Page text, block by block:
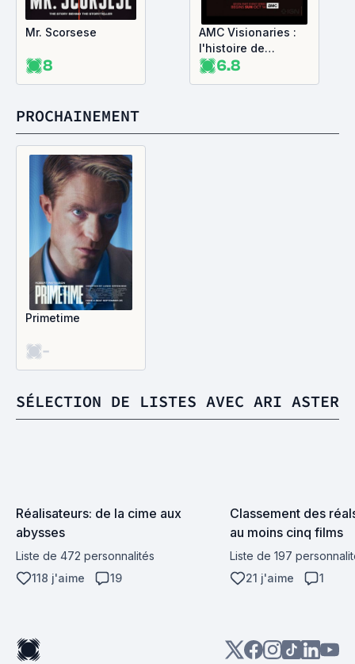
Mr. Scorsese
8
AMC Visionaries :
l'histoire de
l'horreur avec Eli
6.8
PROCHAINEMENT
Primetime
-
SÉLECTION DE LISTES AVEC ARI ASTER
Réalisateurs: de la cime aux
abysses
Liste de 472 personnalités
118 j'aime
19
Classement des
au moins cinq films
Liste de 197
21 j'aime
1